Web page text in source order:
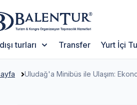
turları Transfer Yurt İçi
Uludağ'a Minibüs ile Ulaşım: